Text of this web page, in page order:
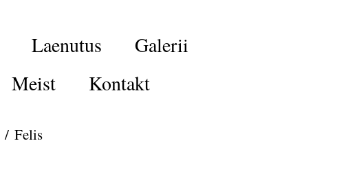
Laenutus
Galerii
Meist Kontakt
/ Felis